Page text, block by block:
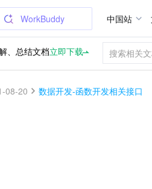
WorkBuddy 中国站
、总结文档立即下载
08-20 数据开发-函数开发相关接口